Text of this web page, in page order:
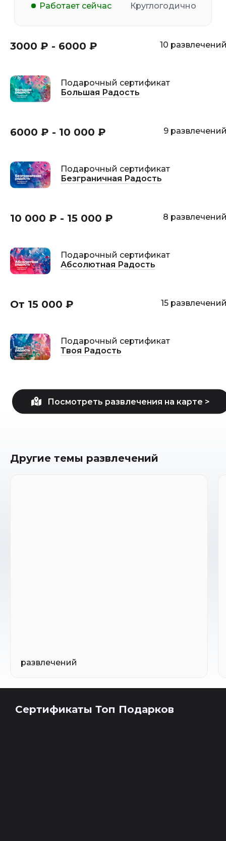
Работает сейчас
Круглогодично
3000 ₽ - 6000 ₽ 10
Подарочный сертификат
Большая Радость
6000 ₽ - 10 000 ₽ 9
Подарочный сертификат
Безграничная Радость
10 000 ₽ - 15 000 ₽ 8
Подарочный сертификат
Абсолютная Радость
От 15 000 ₽ 15
Подарочный сертификат
Твоя Радость
Другие темы развлечений
развлечений
Сертификаты Топ Подарков